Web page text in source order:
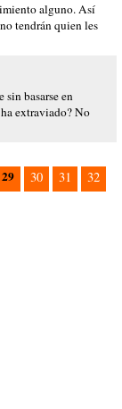
alguno. Así
tendrán quien les
sin basarse en
extraviado? No
29 30 31
32